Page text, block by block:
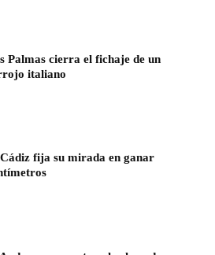
Palmas cierra el fichaje de un
italiano
fija su mirada en ganar